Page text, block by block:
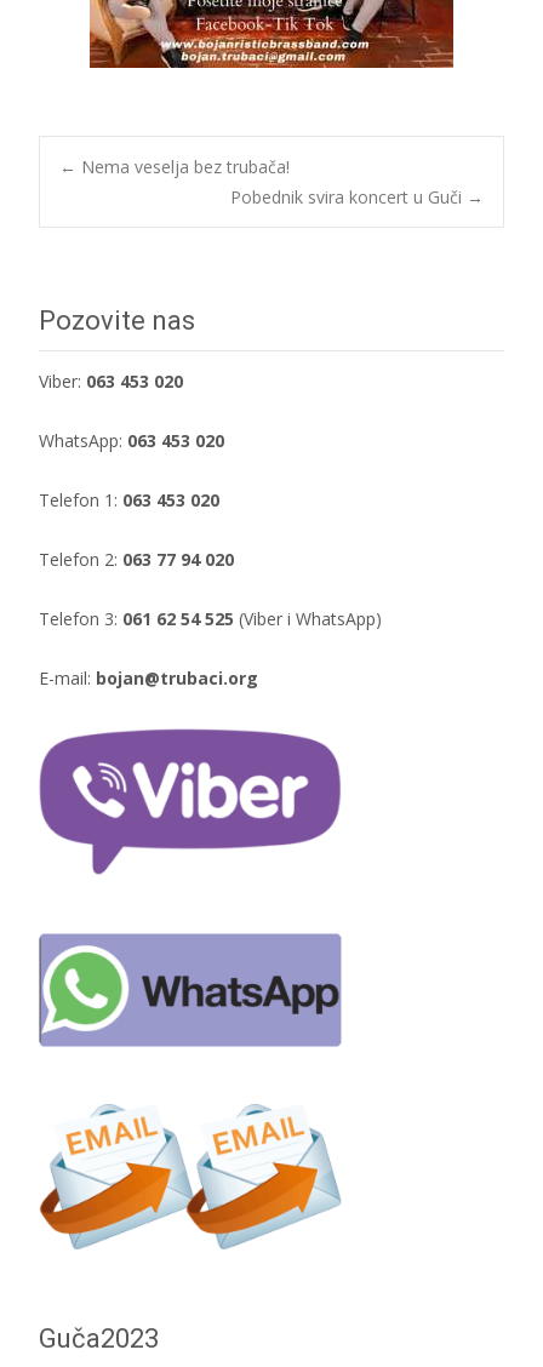
Post
← Nema veselja bez trubača!
Pobednik svira koncert u Guči →
Pozovite nas
Viber: 063 453 020
WhatsApp: 063 453 020
Telefon 1: 063 453 020
Telefon 2: 063 77 94 020
Telefon 3: 061 62 54 525 (Viber i WhatsApp)
E-mail: bojan@trubaci.org
Guča2023